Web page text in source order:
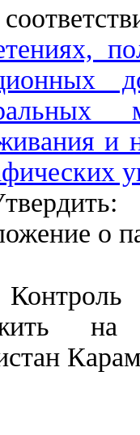
и
о
на